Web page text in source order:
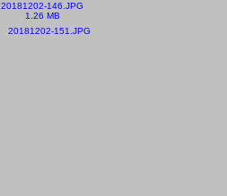
20181202-146.JPG
1.26 MB